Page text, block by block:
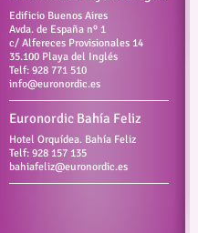
Edificio Buenos Aires
Avda. de España nº 1
c/ Alfereces Provisionales 14
35.100 Playa del Inglés
Telf: 928 771 510
info@euronordic.es
Euronordic Bahía Feliz
Hotel Orquídea. Bahía Feliz
Telf: 928 157 135
bahiafeliz@euronordic.es